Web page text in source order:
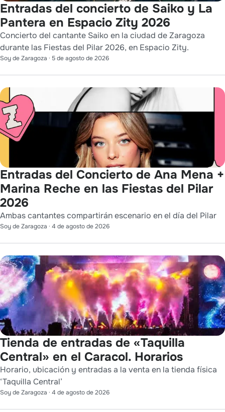
Entradas del concierto de Saiko y La
Pantera en Espacio Zity 2026
Concierto del cantante Saiko en la ciudad de Zaragoza
durante las Fiestas del Pilar 2026, en Espacio Zity.
Soy de Zaragoza · 5 de agosto de 2026
Entradas del Concierto de Ana Mena +
Marina Reche en las Fiestas del Pilar
2026
Ambas cantantes compartirán escenario en el día del Pilar
Soy de Zaragoza · 4 de agosto de 2026
Tienda de entradas de «Taquilla
Central» en el Caracol. Horarios
Horario, ubicación y entradas a la venta en la tienda física
‘Taquilla Central’
Soy de Zaragoza · 4 de agosto de 2026